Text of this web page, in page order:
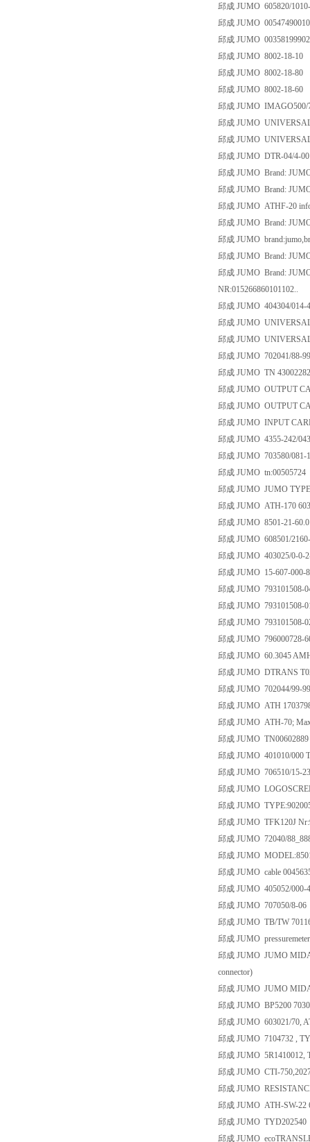
邱成 JUMO 605820/
邱成 JUMO
邱成 JUMO
邱成 JUMO 8002-18-10
邱成 JUMO 8002-18-80
邱成 JUMO 8002-18-60
邱成 JUMO IMAGO500/
邱成 JUMO
邱成 JUMO
邱成 JUMO DTR-04/4-
邱成 JUMO Brand:
邱成 JUMO Brand:
邱成 JUMO ATHF-20
邱成 JUMO Brand:
邱成 JUMO
邱成 JUMO Brand:
邱成 JUMO Brand:
NR:015266860101102..
邱成 JUMO 404304/014-
邱成 JUMO
邱成 JUMO
邱成 JUMO 702041/88-
邱成 JUMO TN 43002282
邱成 JUMO OUTPUT
邱成 JUMO OUTPUT
邱成 JUMO INPUT
邱成 JUMO 4355-242/
邱成 JUMO 703580/081-
邱成 JUMO tn:00505724
邱成 JUMO JUMO
邱成 JUMO ATH-170
邱成 JUMO 8501-21-
邱成 JUMO 608501/
邱成 JUMO 403025/0-0-
邱成 JUMO 15-607-000-
邱成 JUMO 793101508-
邱成 JUMO 793101508-
邱成 JUMO 793101508-
邱成 JUMO 796000728-
邱成 JUMO 60.3045
邱成 JUMO DTRANS
邱成 JUMO 702044/99-
邱成 JUMO ATH
邱成 JUMO ATH-70;
邱成 JUMO TN00602889
邱成 JUMO 401010/000
邱成 JUMO 706510/15-
邱成 JUMO
邱成 JUMO
邱成 JUMO TFK120J
邱成 JUMO 72040/
邱成 JUMO
邱成 JUMO cable
邱成 JUMO 405052/000-
邱成 JUMO 707050/8-06
邱成 JUMO TB/TW
邱成 JUMO
邱成 JUMO JUMO
connector)
邱成 JUMO JUMO
邱成 JUMO BP5200
邱成 JUMO 603021/70,
邱成 JUMO 7104732 ,
邱成 JUMO 5R1410012,
邱成 JUMO CTI-
邱成 JUMO
邱成 JUMO ATH-SW-22
邱成 JUMO TYD202540
邱成 JUMO